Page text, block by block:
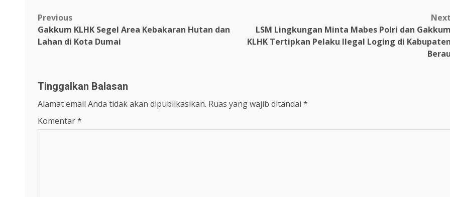
Post
navigation
Previous
Gakkum KLHK Segel Area Kebakaran Hutan dan
Lahan di Kota Dumai
LSM Lingkungan Minta Mabes Polri dan
KLHK Tertipkan Pelaku Ilegal Loging di
Tinggalkan Balasan
Alamat email Anda tidak akan dipublikasikan. Ruas yang wajib ditandai *
Komentar*